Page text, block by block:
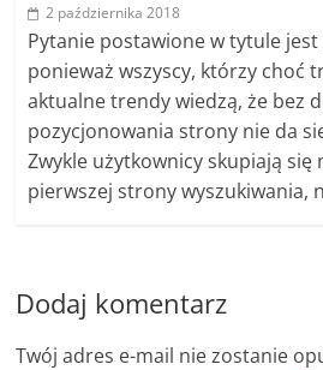
2 października 2018
Pytanie postawione w tytule
ponieważ wszyscy, którzy choć
aktualne trendy wiedzą, że bez
pozycjonowania strony nie da
Zwykle użytkownicy skupiają się
pierwszej strony wyszukiwania,
Dodaj komentarz
Twój adres e-mail nie zostanie